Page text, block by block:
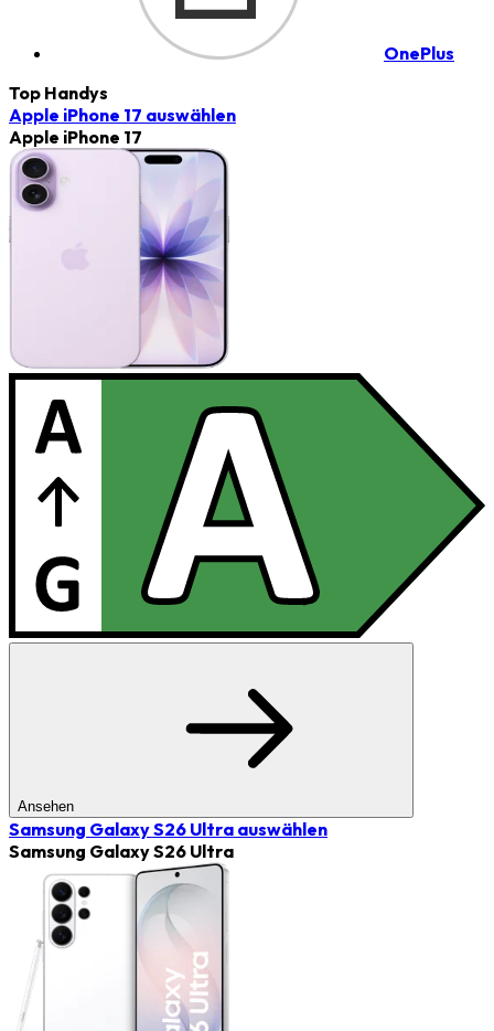
OnePlus
Top Handys
Apple iPhone 17 auswählen
Apple iPhone 17
Ansehen
Samsung Galaxy S26 Ultra auswählen
Samsung Galaxy S26 Ultra